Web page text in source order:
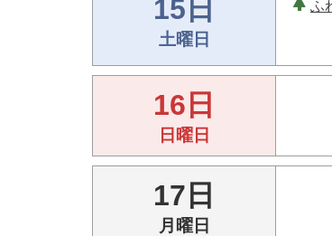
15日
土曜日
ふ
16日
日曜日
17日
月曜日